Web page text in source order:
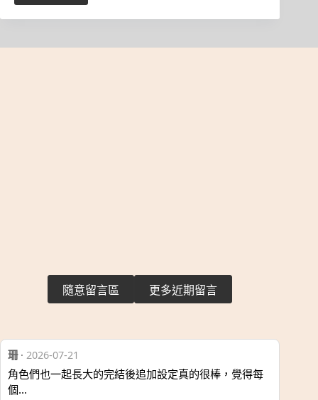
隨意留言區 更多近期留言
珊· 2026-07-21
角色們也一起長大的完結後追加設定真的很棒，覺得每
個…